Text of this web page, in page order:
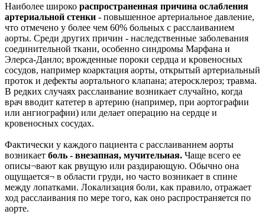
Наиболее широко распространенная причина ослабления
артериальной стенки - повышенное артериальное давление,
что отмечено у более чем 60% больных с расслаиванием
аорты. Среди других причин - наследственные заболевания
соединительной ткани, особенно синдромы Марфана и
Элерса-Данло; врожденные пороки сердца и кровеносных
сосудов, например коарктация аорты, открытый артериальный
проток и дефекты аортального клапана; атеросклероз; травма.
В редких случаях расслаивание возникает случайно, когда
врач вводит катетер в артерию (например, при аортографии
или ангиографии) или делает операцию на сердце и
кровеносных сосудах.
Фактически у каждого пациента с расслаиванием аорты
возникает боль - внезапная, мучительная. Чаще всего ее
описы¬вают как рвущую или раздирающую. Обычно она
ощущается¬ в области груди, но часто возникает в спине
между лопатками. Локализация боли, как правило, отражает
ход расслаивания по мере того, как оно распространяется по
аорте.